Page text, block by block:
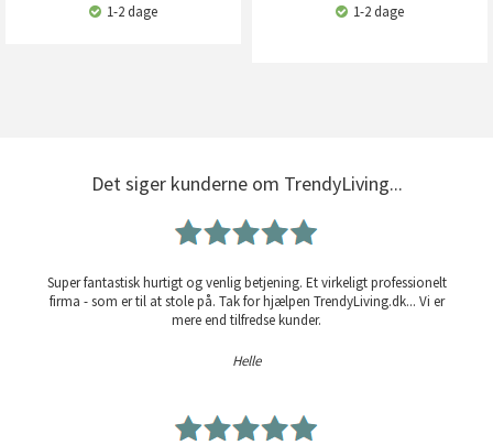
1-2 dage 1-2 dage
Det siger kunderne om TrendyLiving...
Super fantastisk hurtigt og venlig betjening. Et virkeligt professionelt
firma - som er til at stole på. Tak for hjælpen TrendyLiving.dk... Vi er
mere end tilfredse kunder.
Helle